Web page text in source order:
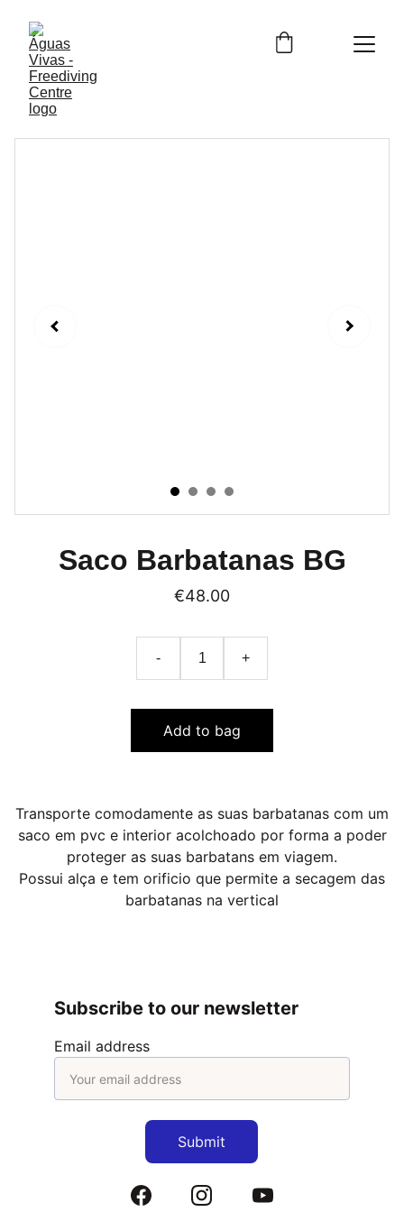
Saco Barbatanas BG
€48.00
- +
Add to bag
Transporte comodamente as suas barbatanas com um
saco em pvc e interior acolchoado por forma a poder
proteger as suas barbatans em viagem.
Possui alça e tem orificio que permite a secagem das
barbatanas na vertical
Email address
Submit
Subscribe to our newsletter